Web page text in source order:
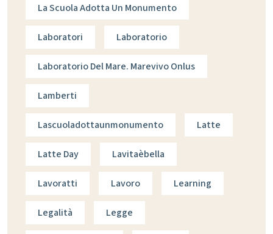
La Scuola Adotta Un Monumento
Laboratori Laboratorio
Laboratorio Del Mare. Marevivo Onlus
Lamberti
Lascuoladottaunmonumento Latte
Latte Day Lavitaèbella
Lavoratti Lavoro Learning
Legalità Legge